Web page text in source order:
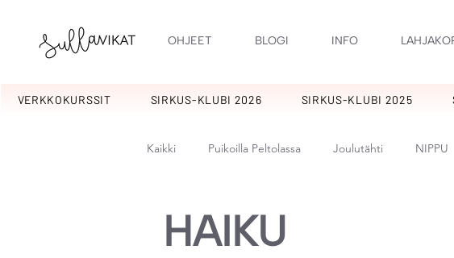
OHJEET BLOGI INFO
VERKKOKURSSIT SIRKUS-KLUBI 2026 SIRKUS-KLUBI 2025
Kaikki Puikoilla Peltolassa Joulutähti NIPPU
Kotipiha Kuulumisia
HAIKU